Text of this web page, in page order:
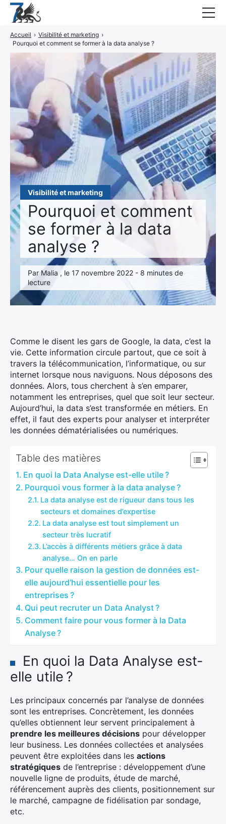
Visibilité et marketing
Pourquoi et comment
se former à la data
analyse ?
Par Malia , le 17 novembre 2022 - 8 minutes de
lecture
Accueil › Visibilité et marketing ›
Pourquoi et comment se former à la data analyse ?
Comme le disent les gars de Google, la data, c’est la
vie. Cette information circule partout, que ce soit à
travers la télécommunication, l’informatique, ou sur
internet lorsque nous naviguons. Nous déposons des
données. Alors, tous cherchent à s’en emparer,
notamment les entreprises, quel que soit leur secteur.
Aujourd’hui, la data s’est transformée en métiers. En
effet, il faut des experts pour analyser et interpréter
les données dématérialisées ou numériques.
Table des matières
En quoi la Data Analyse est-elle utile ?
Pourquoi vous former à la data analyse ?
La data analyse est de rigueur dans tous les
secteurs et domaines d’expertise
La data analyse est tout simplement un
secteur très lucratif
L’accès à différents métiers grâce à data
analyse… On en parle
Pour quelle raison la gestion de données est-
elle aujourd’hui essentielle pour les
entreprises ?
Qui peut recruter un Data Analyst ?
Comment faire pour vous former à la Data
Analyse ?
En quoi la Data Analyse est-
elle utile ?
Les principaux concernés par l’analyse de données
sont les entreprises. Concrètement, les données
qu’elles obtiennent leur servent principalement à
prendre les meilleures décisions pour développer
leur business. Les données collectées et analysées
peuvent être exploitées dans les actions
stratégiques de l’entreprise : développement d’une
nouvelle ligne de produits, étude de marché,
référencement auprès des clients, positionnement sur
le marché, campagne de fidélisation par sondage,
etc.
Guides
Interviews
CONTACT
Élément
de
menu
Élément
de
menu